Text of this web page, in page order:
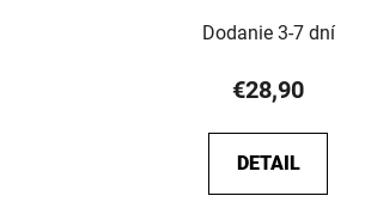
Dodanie 3-7 dní
€28,90
DETAIL